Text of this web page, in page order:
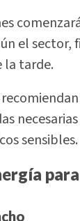
el sector,
la tarde.
sensibles.